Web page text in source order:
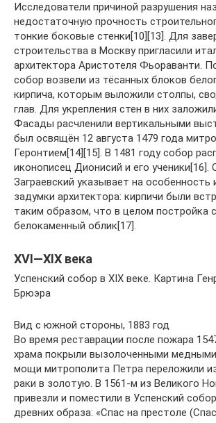
Исследователи причиной разрушения
недостаточную прочность
тонкие боковые стенки[10][13]. Для
строительства в Москву пригласили
архитектора Аристотеля Фьораванти.
собор возвели из тёсанных блоков
кирпича, которым выложили столпы,
глав. Для укрепления стен в них
Фасады расчленили вертикальными
был освящён 12 августа 1479 года
Геронтием[14][15]. В 1481 году собор
иконописец Дионисий и его ученики[16].
Заграевский указывает на особенность
задумки архитектора: кирпичи были
таким образом, что в целом постройка
белокаменный облик[17].
XVI—XIX века
Успенский собор в XIX веке. Картина
Брюэра
Вид с южной стороны, 1883 год
Во время реставрации после пожара
храма покрыли вызолоченными
мощи митрополита Петра переложили
раки в золотую. В 1561-м из Великого
привезли и поместили в Успенский
древних образа: «Спас на престоле